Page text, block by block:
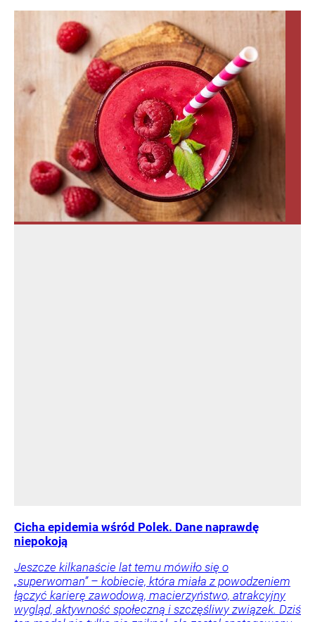
Cicha epidemia wśród Polek. Dane naprawdę
niepokoją
Jeszcze kilkanaście lat temu mówiło się o
„superwoman” – kobiecie, która miała z powodzeniem
łączyć karierę zawodową, macierzyństwo, atrakcyjny
wygląd, aktywność społeczną i szczęśliwy związek. Dziś